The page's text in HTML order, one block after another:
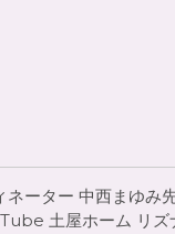
ネーター 中西まゆみ
土屋ホーム リ